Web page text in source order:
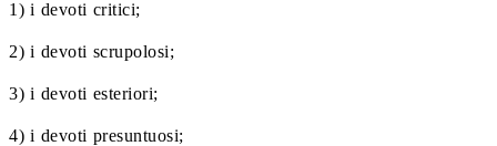
1) i devoti critici;
2) i devoti scrupolosi;
3) i devoti esteriori;
4) i devoti presuntuosi;